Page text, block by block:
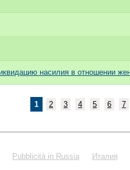
насилия в отношении
1 2 3 4 5 6 7
Pubblicità in Russia Италия